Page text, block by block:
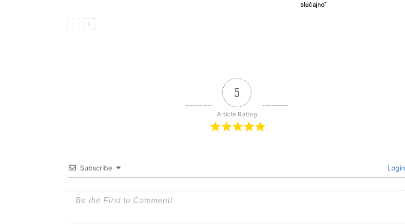
slučajno”
5
Article Rating
Subscribe Login